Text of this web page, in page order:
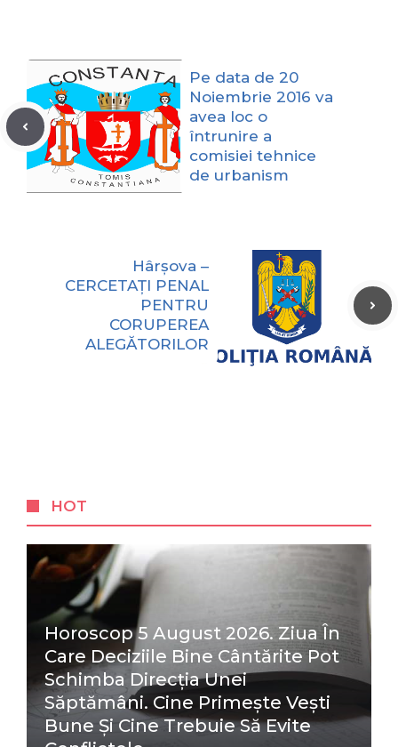
Pe data de 20
Noiembrie 2016 va
avea loc o
întrunire a
comisiei tehnice
de urbanism
Hârșova –
CERCETAȚI PENAL
PENTRU
CORUPEREA
ALEGĂTORILOR
HOT
Horoscop 5 August 2026. Ziua În
Care Deciziile Bine Cântărite Pot
Schimba Direcția Unei
Săptămâni. Cine Primește Vești
Bune Și Cine Trebuie Să Evite